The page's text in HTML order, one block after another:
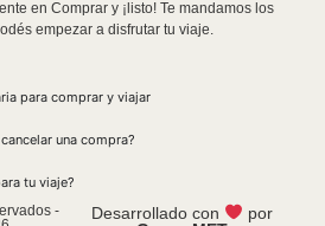
en Comprar y ¡listo! Te mandamos los
empezar a disfrutar tu viaje.
para comprar y viajar
una compra?
tu viaje?
-
Desarrollado con
por